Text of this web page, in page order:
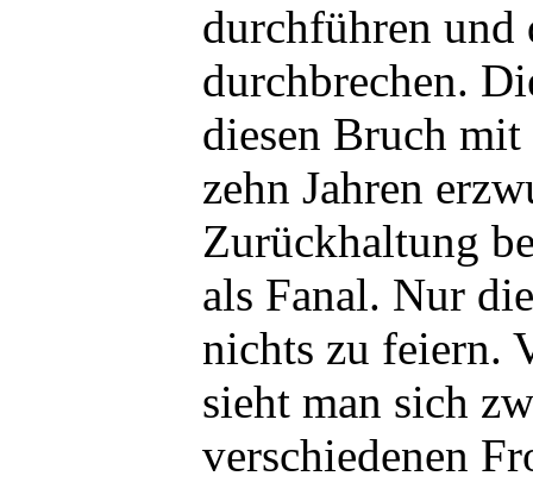
durchführen und
durchbrechen.
diesen Bruch
zehn Jahren
Zurückhaltung
als Fanal. Nur
nichts zu feiern.
sieht man sich
verschiedenen